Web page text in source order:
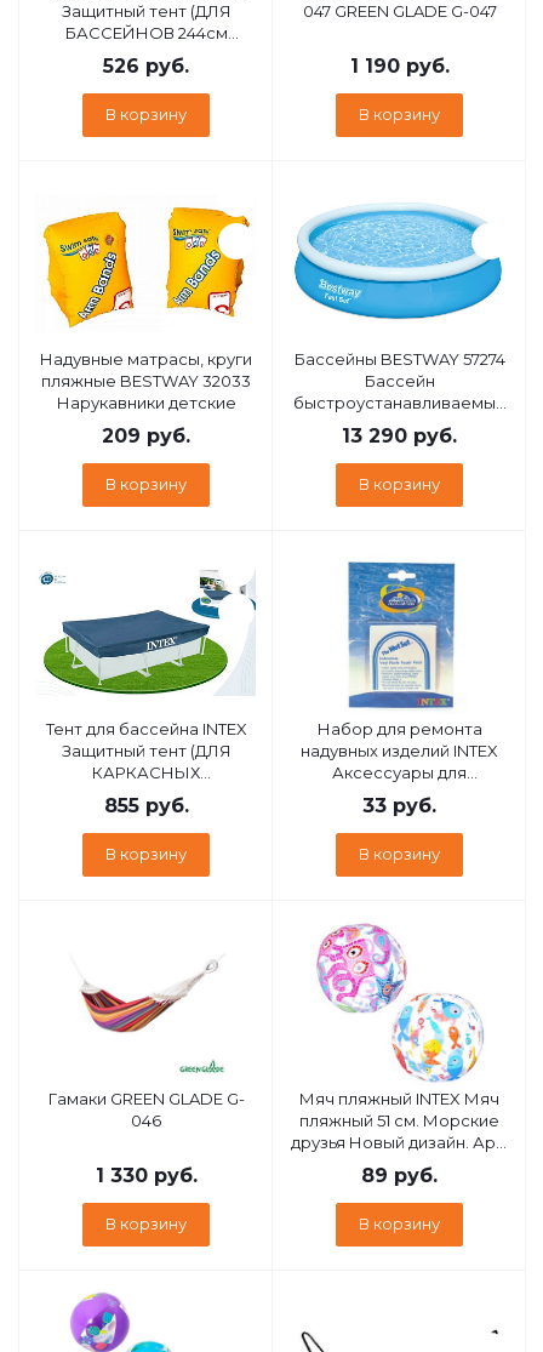
Защитный тент (ДЛЯ
БАССЕЙНОВ 244см
СЕРИИ ИЗИ СЕТ) 28020
526 руб.
В корзину
047 GREEN GLADE G-047
1 190руб.
В корзину
Надувные матрасы, круги
пляжные BESTWAY 32033
Нарукавники детские
209 руб.
В корзину
Бассейны BESTWAY 57274
Бассейн
быстроустанавливаемый
366х76 см, 5377 л, фильтр-
насос в комплекте
13 290 руб.
В корзину
Тент для бассейна INTEX
Защитный тент (ДЛЯ
КАРКАСНЫХ
БАССЕЙНОВ 300Х200см)
28038
855руб.
В корзину
Набор для ремонта
надувных изделий INTEX
Аксессуары для
бассейнов. Набор для
ремонта надувных
изделий. Заплатки 6 шт. .
Арт. 59631NP
33 руб.
В корзину
Гамаки GREEN GLADE G-
046
1 330руб.
В корзину
Мяч пляжный INTEX Мяч
пляжный 51 см. Морские
друзья Новый дизайн. Арт.
59040NP
89 руб.
В корзину